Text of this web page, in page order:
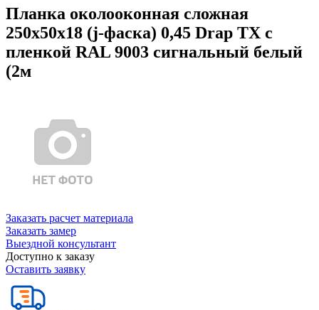
Планка околооконная сложная
250х50х18 (j-фаска) 0,45 Drap TX с
пленкой RAL 9003 сигнальный белый
(2м
Заказать расчет материала
Заказать замер
Выездной консультант
Доступно к заказу
Оставить заявку